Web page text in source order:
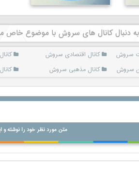
به دنبال کانال های سروش با موضوع خاص
سروش کانال اقتصادی سروش
سروش کانال مذهبی سروش
متن مورد نظر خود را نوشته و